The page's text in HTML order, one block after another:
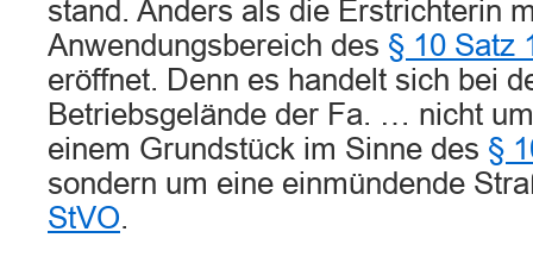
stand. Anders als die Erstrichterin
Anwendungsbereich des § 10 Satz
eröffnet. Denn es handelt sich bei
Betriebsgelände der Fa. … nicht
einem Grundstück im Sinne des §
sondern um eine einmündende
StVO.